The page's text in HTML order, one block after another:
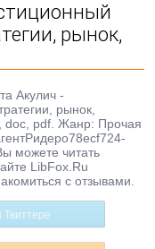
рынок,
Акулич -
рынок,
doc, pdf. Жанр: Прочая
можете читать
LibFox.Ru
с отзывами.
Твиттере